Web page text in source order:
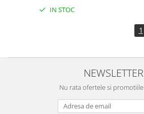
IN STOC
1
NEWSLETTER
Nu rata ofertele si